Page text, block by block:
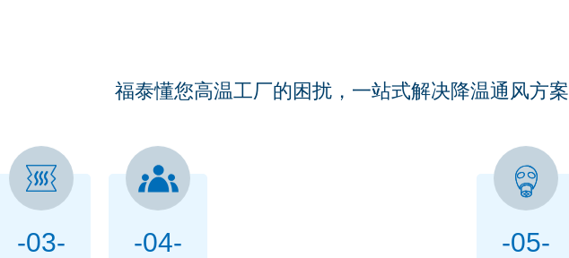
福泰懂您高温工厂的困扰，一站式解决降温通风方案
-03- -04- -05-